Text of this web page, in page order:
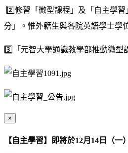
2️⃣修習「微型課程」及「自主學
分」。惟外籍生與各院英語學士學
3️⃣ 「元智大學通識教學部推動微型
×
【自主學習】即將於12月14日（一